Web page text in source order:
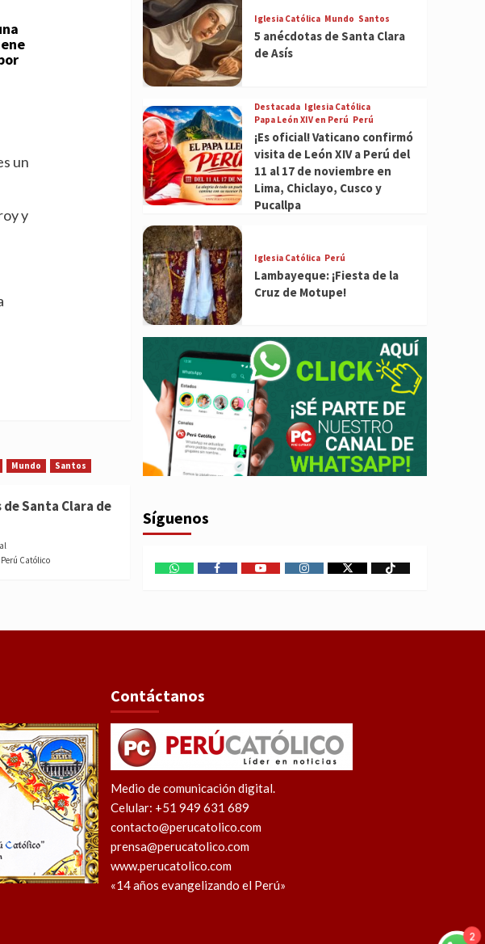
un
y
Mundo Santos
Santa Clara de
Perú Católico
Iglesia Católica Mundo Santos
5 anécdotas de Santa Clara
de Asís
Destacada Iglesia Católica
Papa León XIV en Perú Perú
¡Es oficial! Vaticano confirmó
visita de León XIV a Perú del
11 al 17 de noviembre en
Lima, Chiclayo, Cusco y
Pucallpa
Iglesia Católica Perú
Lambayeque: ¡Fiesta de la
Cruz de Motupe!
Síguenos
WhatsAppFacebookYoutubeInstagram
X TikTok
Contáctanos
Medio de comunicación digital.
Celular: +51 949 631 689
contacto@perucatolico.com
prensa@perucatolico.com
www.perucatolico.com
«14 años evangelizando el Perú»